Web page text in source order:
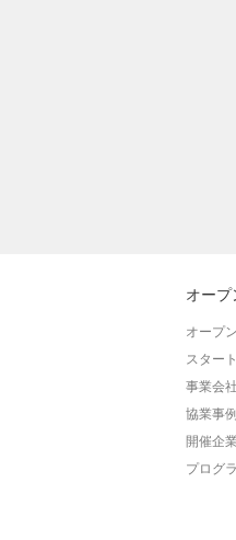
オー
オープ
スター
事業会
協業事
開催企
プログ